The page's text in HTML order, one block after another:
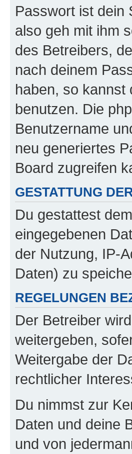
Passwort ist dein
also geh mit ihm
des Betreibers,
nach deinem
haben, so kannst
benutzen. Die
Benutzername
neu generiertes
Board zugreifen
GESTATTUNG
Du gestattest
eingegebenen
der Nutzung, IP-
Daten) zu
REGELUNGEN
Der Betreiber
weitergeben,
Weitergabe der
rechtlicher
Du nimmst zur
Daten und deine
und von